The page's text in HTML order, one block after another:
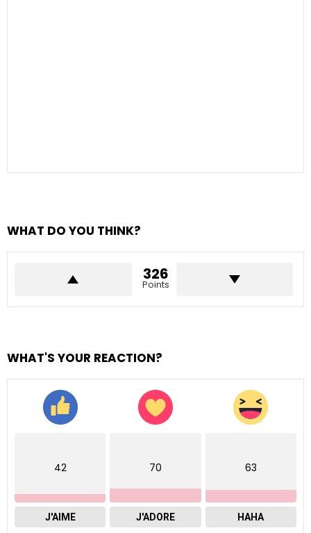
WHAT DO YOU THINK?
326
Points
WHAT'S YOUR REACTION?
42
J'AIME
70
J'ADORE
63
HAHA